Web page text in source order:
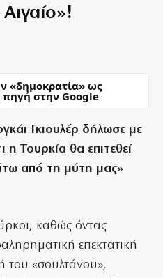
«δημοκρατία» ως
στην Google
Γκιουλέρ δήλωσε με
Τουρκία θα επιτεθεί
από τη μύτη μας»
καθώς όντας
επεκτατική
του «σουλτάνου»,